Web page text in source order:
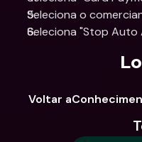
Seleciona o
Seleciona "Stop Auto
Voltar